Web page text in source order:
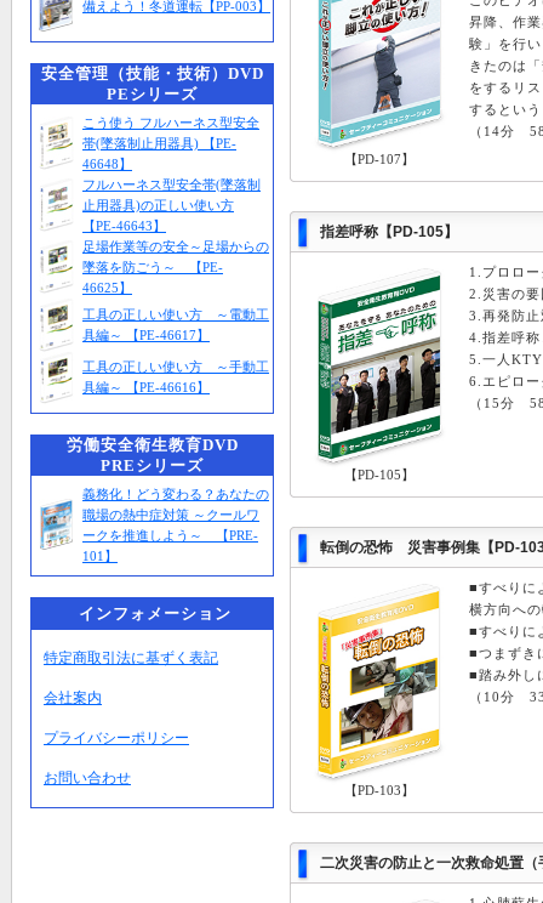
備えよう！冬道運転【PP-003】
安全管理（技能・技術）DVD
PEシリーズ
こう使う フルハーネス型安全
帯(墜落制止用器具) 【PE-
46648】
フルハーネス型安全帯(墜落制
止用器具)の正しい使い方
【PE-46643】
足場作業等の安全～足場からの
墜落を防ごう～ 【PE-
46625】
工具の正しい使い方 ～電動工
具編～ 【PE-46617】
工具の正しい使い方 ～手動工
具編～ 【PE-46616】
労働安全衛生教育DVD
PREシリーズ
義務化！どう変わる？あなたの
職場の熱中症対策 ～クールワ
ークを推進しよう～ 【PRE-
101】
インフォメーション
特定商取引法に基ずく表記
会社案内
プライバシーポリシー
お問い合わせ
【PD-107】
昇降、作
験」を行
きたのは
をするリ
するとい
（14分
指差呼称 【PD-105】
【PD-105】
1.プロロー
2.災害の要
3.再発防止
4.指差呼称
5.一人KTY
6.エピロー
（15分
転倒の恐怖 災害事例集 【PD-
【PD-103】
■すべりに
横方向へ
■すべりに
■つまずき
■踏み外し
（10分
二次災害の防止と一次救命処置